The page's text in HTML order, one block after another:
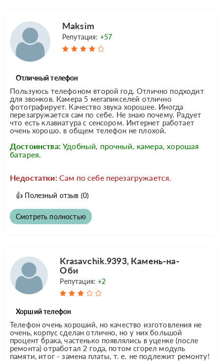
Maksim
Репутация: +57
Отличный телефон
Пользуюсь телефоном второй год. Отлично подходит
для звонков. Камера 5 мегапикселей отлично
фотографирует. Качество звука хорошее. Иногда
перезагружается сам по себе. Не знаю почему. Радует
что есть клавиатура с сенсором. Интернет работает
очень хорошо. в общем телефон не плохой.
Достоинства: Удобный, прочный, камера, хорошая
батарея.
Недостатки: Сам по себе перезагружается.
👍 Полезный отзыв (0)
Смотреть полностью
Krasavchik.9393, Камень-на-
Оби
Репутация:+2
Хорший телефон
Телефон очень хороший, но качество изготовления не
очень, корпус сделан отлично, но у них большой
процент брака, частенько появлялись в уценке (после
ремонта) отработал 2 года, потом сгорел модуль
памяти, итог - замена платы, т. е. не подлежит ремонту!